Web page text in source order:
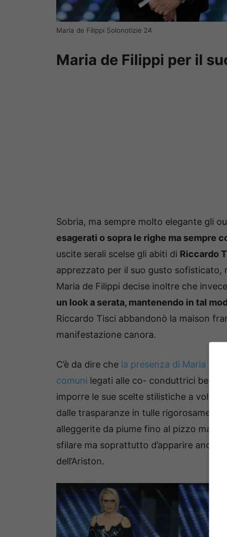
Maria de Filippi Solonotizie 24
Maria de Filippi per il
Sobria, ma sempre molto elegante gli
esagerati o sopra le righe ma sempre
uscite serali scelse gli abiti di Riccardo
apprezzato per il suo gusto
Maria de Filippi decise inoltre che
un look a serata, mantenendo in tal
Riccardo Tisci abbandonò la maison
manifestazione canora.
C’è da dire che la presenza di Maria de
comuni legati alle co- conduttrici belle,
imporre le sue scelte stilistiche a volte
dalle trasparanze in tulle
alleggerite da piume fino al pizzo mai
sfilare ma soprattutto d’apparire
dell’Ariston.